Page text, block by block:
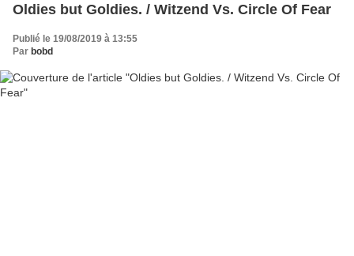
Oldies but Goldies. / Witzend Vs. Circle Of Fear
Publié le 19/08/2019 à 13:55
Par bobd